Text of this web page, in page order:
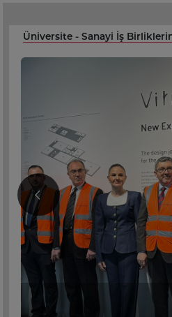
Üniversite - Sanayi İş